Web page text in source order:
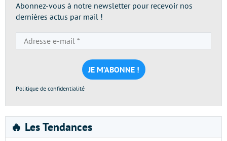
Abonnez-vous à notre newsletter pour recevoir nos
dernières actus par mail !
e-
mail
*
Politique de confidentialité
🔥 Les Tendances